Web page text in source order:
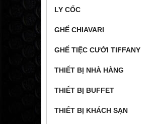
LY CỐC
GHẾ CHIAVARI
GHẾ TIỆC CƯỚI TIFFANY
THIẾT BỊ NHÀ HÀNG
THIẾT BỊ BUFFET
THIẾT BỊ KHÁCH SẠN